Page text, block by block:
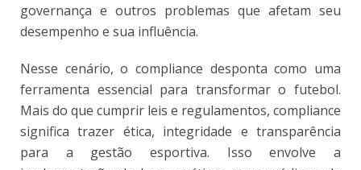
governança e outros problemas que afetam seu
desempenho e sua influência.
Nesse cenário, o compliance desponta como uma
ferramenta essencial para transformar o futebol.
Mais do que cumprir leis e regulamentos, compliance
significa trazer ética, integridade e transparência
para a gestão esportiva. Isso envolve a